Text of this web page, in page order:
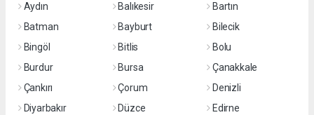
Aydın
Balıkesir
Bartın
Batman
Bayburt
Bilecik
Bingöl
Bitlis
Bolu
Burdur
Bursa
Çanakkale
Çankırı
Çorum
Denizli
Diyarbakır
Düzce
Edirne